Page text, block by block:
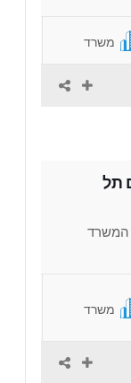
משרד
תל
המשרד
משרד